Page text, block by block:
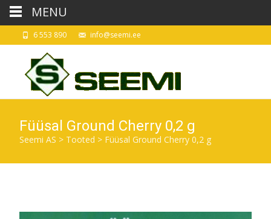
6 553 890 info@seemi.ee
Füüsal Ground Cherry 0,2 g
Seemi AS > Tooted > Füüsal Ground Cherry 0,2 g
MENU